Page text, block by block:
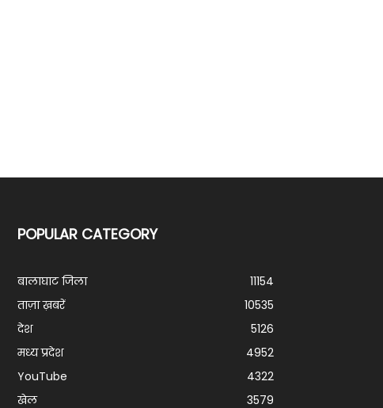
POPULAR CATEGORY
बालाघाट जिला
11154
ताज़ा ख़बरें
10535
देश
5126
मध्य प्रदेश
4952
YouTube
4322
खेल
3579